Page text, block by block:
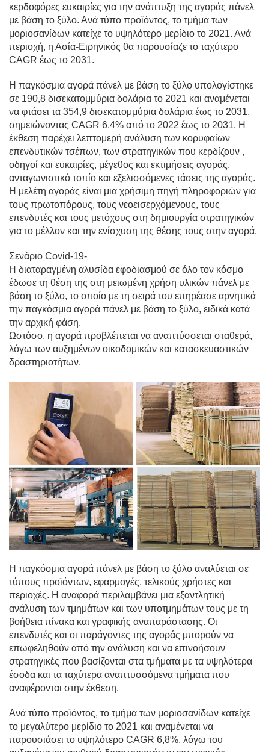
κερδοφόρες ευκαιρίες για την ανάπτυξη της αγοράς πάνελ
με βάση το ξύλο. Ανά τύπο προϊόντος, το τμήμα των
μοριοσανίδων κατείχε το υψηλότερο μερίδιο το 2021. Ανά
περιοχή, η Ασία-Ειρηνικός θα παρουσίαζε το ταχύτερο
CAGR έως το 2031.
Η παγκόσμια αγορά πάνελ με βάση το ξύλο υπολογίστηκε
σε 190,8 δισεκατομμύρια δολάρια το 2021 και αναμένεται
να φτάσει τα 354,9 δισεκατομμύρια δολάρια έως το 2031,
σημειώνοντας CAGR 6,4% από το 2022 έως το 2031. Η
έκθεση παρέχει λεπτομερή ανάλυση των κορυφαίων
επενδυτικών τσέπων, των στρατηγικών που κερδίζουν ,
οδηγοί και ευκαιρίες, μέγεθος και εκτιμήσεις αγοράς,
ανταγωνιστικό τοπίο και εξελισσόμενες τάσεις της αγοράς.
Η μελέτη αγοράς είναι μια χρήσιμη πηγή πληροφοριών για
τους πρωτοπόρους, τους νεοεισερχόμενους, τους
επενδυτές και τους μετόχους στη δημιουργία στρατηγικών
για το μέλλον και την ενίσχυση της θέσης τους στην αγορά.
Σενάριο Covid-19-
Η διαταραγμένη αλυσίδα εφοδιασμού σε όλο τον κόσμο
έδωσε τη θέση της στη μειωμένη χρήση υλικών πάνελ με
βάση το ξύλο, το οποίο με τη σειρά του επηρέασε αρνητικά
την παγκόσμια αγορά πάνελ με βάση το ξύλο, ειδικά κατά
την αρχική φάση.
Ωστόσο, η αγορά προβλέπεται να αναπτύσσεται σταθερά,
λόγω των αυξημένων οικοδομικών και κατασκευαστικών
δραστηριοτήτων.
Η παγκόσμια αγορά πάνελ με βάση το ξύλο αναλύεται σε
τύπους προϊόντων, εφαρμογές, τελικούς χρήστες και
περιοχές. Η αναφορά περιλαμβάνει μια εξαντλητική
ανάλυση των τμημάτων και των υποτμημάτων τους με τη
βοήθεια πίνακα και γραφικής αναπαράστασης. Οι
επενδυτές και οι παράγοντες της αγοράς μπορούν να
επωφεληθούν από την ανάλυση και να επινοήσουν
στρατηγικές που βασίζονται στα τμήματα με τα υψηλότερα
έσοδα και τα ταχύτερα αναπτυσσόμενα τμήματα που
αναφέρονται στην έκθεση.
Ανά τύπο προϊόντος, το τμήμα των μοριοσανίδων κατείχε
το μεγαλύτερο μερίδιο το 2021 και αναμένεται να
παρουσιάσει το υψηλότερο CAGR 6,8%, λόγω του